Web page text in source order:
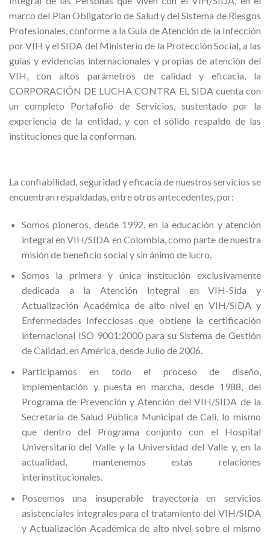
marco del Plan Obligatorio de Salud y del Sistema de Riesgos
Profesionales, conforme a la Guía de Atención de la Infección
por VIH y el SIDA del Ministerio de la Protección Social, a las
guías y evidencias internacionales y propias de atención del
VIH, con altos parámetros de calidad y eficacia, la
CORPORACIÓN DE LUCHA CONTRA EL SIDA cuenta con
un completo Portafolio de Servicios, sustentado por la
experiencia de la entidad, y con el sólido respaldo de las
instituciones que la conforman.
La confiabilidad, seguridad y eficacia de nuestros servicios se
encuentran respaldadas, entre otros antecedentes, por:
Somos pioneros, desde 1992, en la educación y atención
integral en VIH/SIDA en Colombia, como parte de nuestra
misión de beneficio social y sin ánimo de lucro.
Somos la primera y única institución exclusivamente
dedicada a la Atención Integral en VIH-Sida y
Actualización Académica de alto nivel en VIH/SIDA y
Enfermedades Infecciosas que obtiene la certificación
internacional ISO 9001:2000 para su Sistema de Gestión
de Calidad, en América, desde Julio de 2006.
Participamos en todo el proceso de diseño,
implementación y puesta en marcha, desde 1988, del
Programa de Prevención y Atención del VIH/SIDA de la
Secretaría de Salud Pública Municipal de Cali, lo mismo
que dentro del Programa conjunto con el Hospital
Universitario del Valle y la Universidad del Valle y, en la
actualidad, mantenemos estas relaciones
interinstitucionales.
Poseemos una insuperable trayectoria en servicios
asistenciales integrales para el tratamiento del VIH/SIDA
y Actualización Académica de alto nivel sobre el mismo